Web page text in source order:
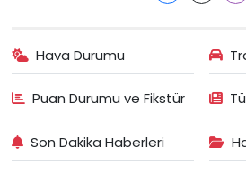
Hava Durumu
Puan Durumu ve Fikstür
Son Dakika Haberleri